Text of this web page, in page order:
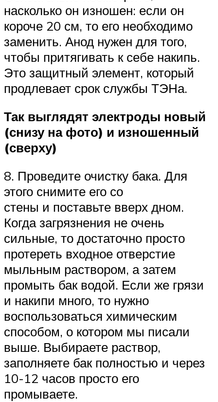
насколько он изношен: если он
короче 20 см, то его необходимо
заменить. Анод нужен для того,
чтобы притягивать к себе накипь.
Это защитный элемент, который
продлевает срок службы ТЭНа.
Так выглядят электроды новый
(снизу на фото) и изношенный
(сверху)
8. Проведите очистку бака. Для
этого снимите его со
стены и поставьте вверх дном.
Когда загрязнения не очень
сильные, то достаточно просто
протереть входное отверстие
мыльным раствором, а затем
промыть бак водой. Если же грязи
и накипи много, то нужно
воспользоваться химическим
способом, о котором мы писали
выше. Выбираете раствор,
заполняете бак полностью и через
10-12 часов просто его
промываете.